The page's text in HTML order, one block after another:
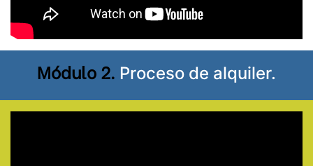
Módulo 2. Proceso de alquiler.